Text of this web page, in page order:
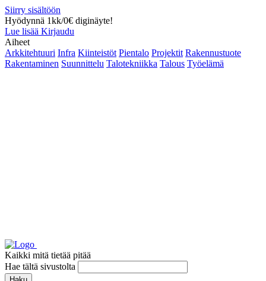
Siirry sisältöön
Hyödynnä 1kk/0€ diginäyte!
Lue lisää Kirjaudu
Aiheet
Arkkitehtuuri Infra Kiinteistöt Pientalo Projektit Rakennustuote
Rakentaminen Suunnittelu Talotekniikka Talous Työelämä
Kaikki mitä tietää pitää
Hae tältä sivustolta